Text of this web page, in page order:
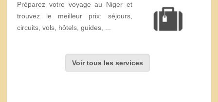
Préparez votre voyage au Niger et
trouvez le meilleur prix: séjours,
circuits, vols, hôtels, guides, ...
Voir tous les services